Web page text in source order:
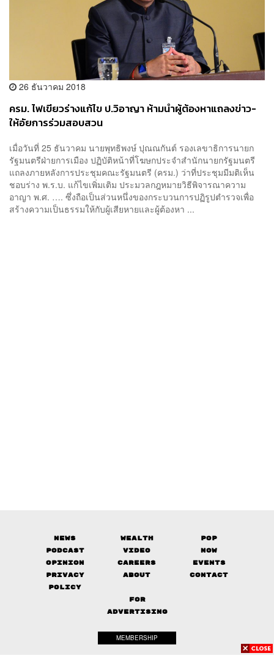
26 ธันวาคม 2018
ครม. ไฟเขียวร่างแก้ไข ป.วิอาญา ห้ามนำผู้ต้องหาแถลงข่าว-
ให้อัยการร่วมสอบสวน
เมื่อวันที่ 25 ธันวาคม นายพุทธิพงษ์ ปุณณกันต์ รองเลขาธิการนายก
รัฐมนตรีฝ่ายการเมือง ปฏิบัติหน้าที่โฆษกประจำสำนักนายกรัฐมนตรี
แถลงภายหลังการประชุมคณะรัฐมนตรี (ครม.) ว่าที่ประชุมมีมติเห็น
ชอบร่าง พ.ร.บ. แก้ไขเพิ่มเติม ประมวลกฎหมายวิธีพิจารณาความ
อาญา พ.ศ. …. ซึ่งถือเป็นส่วนหนึ่งของกระบวนการปฏิรูปตำรวจเพื่อ
สร้างความเป็นธรรมให้กับผู้เสียหายและผู้ต้องหา ...
News Wealth
Pop
Podcast
Video
Now
Opinion
Careers
Events
Privacy
Policy
About Contact
FOR
ADVERTISING
MEMBERSHIP